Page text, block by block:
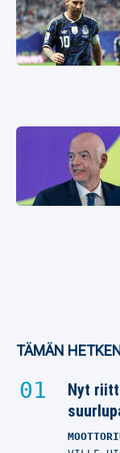
TÄMÄN
Nyt